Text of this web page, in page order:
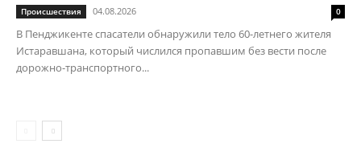
Происшествия 04.08.2026 0
В Пенджикенте спасатели обнаружили тело 60-летнего жителя
Истаравшана, который числился пропавшим без вести после
дорожно-транспортного...